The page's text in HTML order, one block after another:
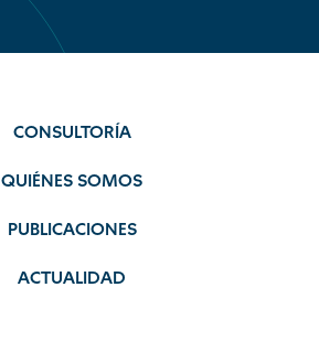
CONSULTORÍA
QUIÉNES SOMOS
PUBLICACIONES
ACTUALIDAD